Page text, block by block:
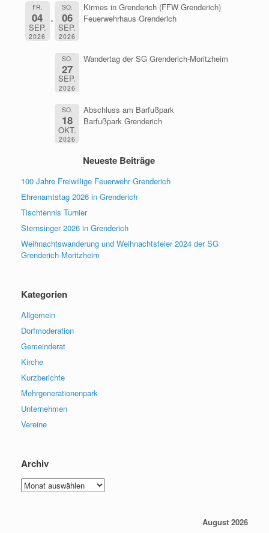
FR.
04
SEP.
2026
SO.
06
SEP.
2026
Kirmes in Grenderich (FFW Grenderich)
Feuerwehrhaus Grenderich
SO.
27
SEP.
2026
Wandertag der SG Grenderich-Moritzheim
SO.
18
OKT.
2026
Abschluss am Barfußpark
Barfußpark Grenderich
Neueste Beiträge
100 Jahre Freiwillige Feuerwehr Grenderich
Ehrenamtstag 2026 in Grenderich
Tischtennis Turnier
Sternsinger 2026 in Grenderich
Weihnachtswanderung und Weihnachtsfeier 2024 der SG
Grenderich-Moritzheim
Kategorien
Allgemein
Dorfmoderation
Gemeinderat
Kirche
Kurzberichte
Mehrgenerationenpark
Unternehmen
Vereine
Archiv
Archiv
August 2026